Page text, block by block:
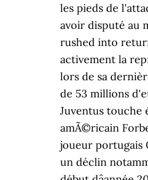
les pieds de
avoir disputé au
rushed into
activement la
lors de sa
de 53 millions
Juventus touche
amÃ©ricain
joueur portugais
un déclin